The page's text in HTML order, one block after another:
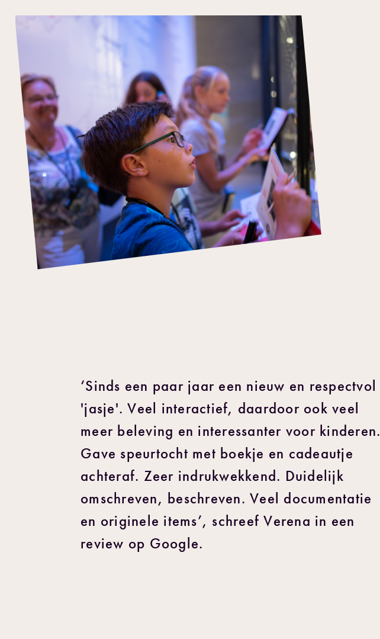
‘Sinds een paar jaar een nieuw en respectvol
'jasje'. Veel interactief, daardoor ook veel
meer beleving en interessanter voor kinderen.
Gave speurtocht met boekje en cadeautje
achteraf. Zeer indrukwekkend. Duidelijk
omschreven, beschreven. Veel documentatie
en originele items’, schreef Verena in een
review op Google.